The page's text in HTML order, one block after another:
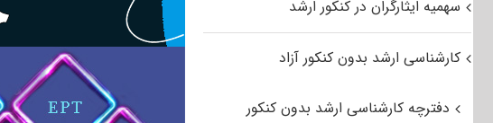
سهمیه ایثارگران در کنکور ارشد
کارشناسی ارشد بدون کنکور آزاد
دفترچه کارشناسی ارشد بدون کنکور